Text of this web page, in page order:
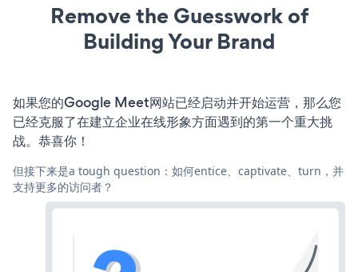
Remove the Guesswork of
Building Your Brand
如果您的Google Meet网站已经启动并开始运营，那么您
已经克服了在建立企业在线形象方面遇到的第一个重大挑
战。恭喜你！
但接下来是a tough question：如何entice、captivate、turn，并
支持更多的访问者？